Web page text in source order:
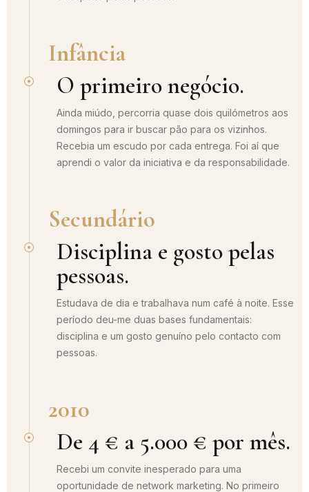
Infância
O primeiro negócio.
Ainda miúdo, percorria quase dois quilómetros aos
domingos para ir buscar pão para os vizinhos.
Recebia um escudo por cada entrega. Foi aí que
aprendi o valor da iniciativa e da responsabilidade.
Secundário
Disciplina e gosto pelas
pessoas.
Estudava de dia e trabalhava num café à noite. Esse
período deu-me duas bases fundamentais:
disciplina e um gosto genuíno pelo contacto com
pessoas.
2010
De 4 € a 5.000 € por mês.
Recebi um convite inesperado para uma
oportunidade de network marketing. No primeiro